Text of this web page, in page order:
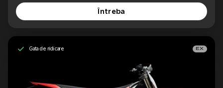
Întreba
Gata de ridicare EX